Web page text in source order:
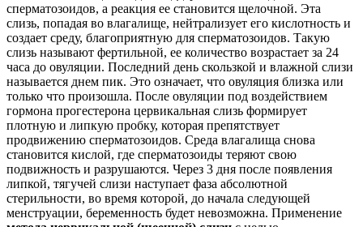
сперматозоидов, а реакция ее становится щелочной. Эта
слизь, попадая во влагалище, нейтрализует его кислотность и
создает среду, благоприятную для сперматозоидов. Такую
слизь называют фертильной, ее количество возрастает за 24
часа до овуляции. Последний день скользкой и влажной слизи
называется днем пик. Это означает, что овуляция близка или
только что произошла. После овуляции под воздействием
гормона прогестерона цервикальная слизь формирует
плотную и липкую пробку, которая препятствует
продвижению сперматозоидов. Среда влагалища снова
становится кислой, где сперматозоиды теряют свою
подвижность и разрушаются. Через 3 дня после появления
липкой, тягучей слизи наступает фаза абсолютной
стерильности, во время которой, до начала следующей
менструации, беременность будет невозможна. Применение